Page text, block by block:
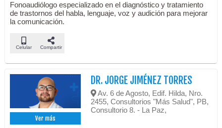
Fonoaudiólogo especializado en el diagnóstico y tratamiento
de trastornos del habla, lenguaje, voz y audición para mejorar
la comunicación.
Celular Compartir
Ver más
DR. JORGE JIMÉNEZ TORRES
Av. 6 de Agosto, Edif. Hilda, Nro.
2455, Consultorios "Más Salud", PB,
Consultorio 8. - La Paz,